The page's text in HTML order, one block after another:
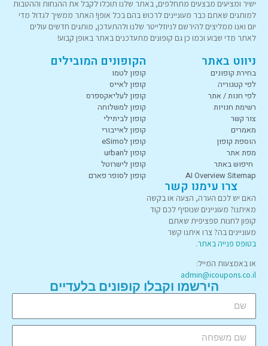
ישיר ומציעים מבצעים מתחלפים, באתר שלנו תוכלו לקבל את ההנחות וההטבות
למותגים שאתם כבר מעוניינים לרכוש בהם בכל אופן! האתר ממשיך לגדול מדי
יום ואנו ממליצים להירשם לניוזלייטר שלנו ולהתעדכן, מותגים חדשים עולים
לאתר מדי שבוע וכמו כן גם קופונים מתעדכנים באתר באופן קבוע!
ניווט באתר
בחירת קופונים
לפי קטגוריה
לפי חנות / אתר
רשימת חנויות
צור קשר
מאמרים
הוספת קופון
מפת אתר
חיפוש באתר
AI Overview Sitemap
הקופונים המובילים
קופון לטמו
קופון לאייס
קופון לעליאקספרס
קופון למשלוחה
קופון לביתילי
קופון לאייבורי
קופון לeSimo
קופון לurban
קופון לישרוטל
קופון לסופר פארם
צרו עימנו קשר
האם יש לכם הערה, הצעה או בקשה
מאיתנו? מעוניינים שנוסיף לכם קוד
קופון לחנות ספציפית שאתם
מעוניינים בה? צרו איתנו קשר
בטופס פנייה באתר.
או באמצעות המייל:
admin@icoupons.co.il
הירשמו וקבלו קופונים בלעדיים